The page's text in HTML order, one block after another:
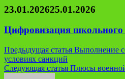
23.01.202625.01.2026
Цифровизация школьного
Навигация
по
Предыдущая статья Выполнение
условиях санкций
Следующая статья Плюсы